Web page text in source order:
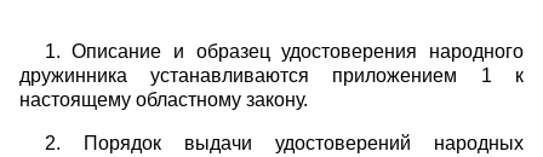
1. Описание и образец удостоверения народного
дружинника устанавливаются приложением 1 к
настоящему областному закону.
2. Порядок выдачи удостоверений народных